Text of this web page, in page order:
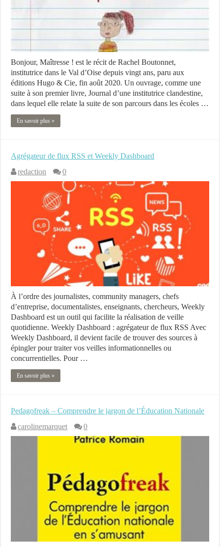
Bonjour, Maîtresse ! est le récit de Rachel Boutonnet,
institutrice dans le Val d’Oise depuis vingt ans, paru aux
éditions Hugo & Cie, fin août 2020. Un ouvrage, comme une
suite à son premier livre, Journal d’une institutrice clandestine,
dans lequel elle relate la suite de son parcours dans les écoles …
En savoir plus »
Agrégateur de flux RSS et Weekly Dashboard
redaction
0
À l’ordre des journalistes, community managers, chefs
d’entreprise, documentalistes, enseignants, chercheurs, Weekly
Dashboard est un outil qui facilite la réalisation de veille
quotidienne. Weekly Dashboard : agrégateur de flux RSS Avec
Weekly Dashboard, il devient facile de trouver des sources à
épingler pour traiter vos veilles informationnelles ou
concurrentielles. Pour …
En savoir plus »
Pedagofreak – Comprendre le jargon de l’Éducation Nationale
carolinemarquet
0